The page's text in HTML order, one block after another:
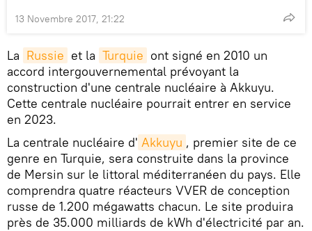
13 Novembre 2017, 21:22
La Russie et la Turquie ont signé en 2010 un
accord intergouvernemental prévoyant la
construction d'une centrale nucléaire à Akkuyu.
Cette centrale nucléaire pourrait entrer en service
en 2023.
La centrale nucléaire d' Akkuyu , premier site de ce
genre en Turquie, sera construite dans la province
de Mersin sur le littoral méditerranéen du pays. Elle
comprendra quatre réacteurs VVER de conception
russe de 1.200 mégawatts chacun. Le site produira
près de 35.000 milliards de kWh d'électricité par an.